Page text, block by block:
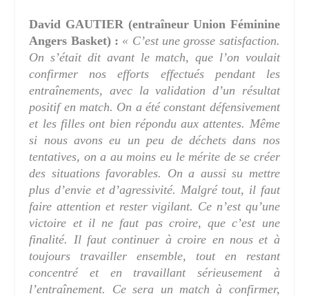
David GAUTIER (entraîneur Union Féminine
Angers Basket) : « C’est une grosse satisfaction.
On s’était dit avant le match, que l’on voulait
confirmer nos efforts effectués pendant les
entraînements, avec la validation d’un résultat
positif en match. On a été constant défensivement
et les filles ont bien répondu aux attentes. Même
si nous avons eu un peu de déchets dans nos
tentatives, on a au moins eu le mérite de se créer
des situations favorables. On a aussi su mettre
plus d’envie et d’agressivité. Malgré tout, il faut
faire attention et rester vigilant. Ce n’est qu’une
victoire et il ne faut pas croire, que c’est une
finalité. Il faut continuer à croire en nous et à
toujours travailler ensemble, tout en restant
concentré et en travaillant sérieusement à
l’entraînement. Ce sera un match à confirmer,